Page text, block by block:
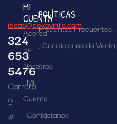
ideas@dekovinilo.com
324
653
5476
Carrera
9
#
MI
CUENTA
Acerca
de
Nosotros
Mi
Cuenta
Contáctanos
POLÍTICAS
Preguntas Frecuentes
Condiciones de Venta